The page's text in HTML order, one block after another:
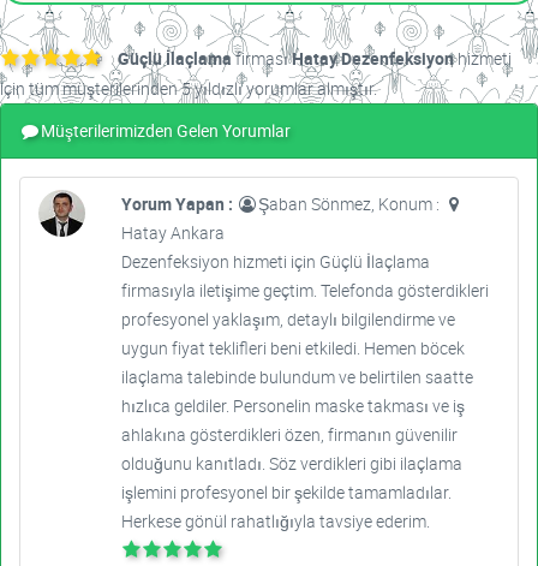
Güçlü İlaçlamafirmasıHatay Dezenfeksiyonhizmeti
için tüm müşterilerinden 5 yıldızlı yorumlar almıştır.
Müşterilerimizden Gelen Yorumlar
Yorum Yapan :
Şaban Sönmez, Konum :
Hatay Ankara
Dezenfeksiyon hizmeti için Güçlü İlaçlama
firmasıyla iletişime geçtim. Telefonda gösterdikleri
profesyonel yaklaşım, detaylı bilgilendirme ve
uygun fiyat teklifleri beni etkiledi. Hemen böcek
ilaçlama talebinde bulundum ve belirtilen saatte
hızlıca geldiler. Personelin maske takması ve iş
ahlakına gösterdikleri özen, firmanın güvenilir
olduğunu kanıtladı. Söz verdikleri gibi ilaçlama
işlemini profesyonel bir şekilde tamamladılar.
Herkese gönül rahatlığıyla tavsiye ederim.